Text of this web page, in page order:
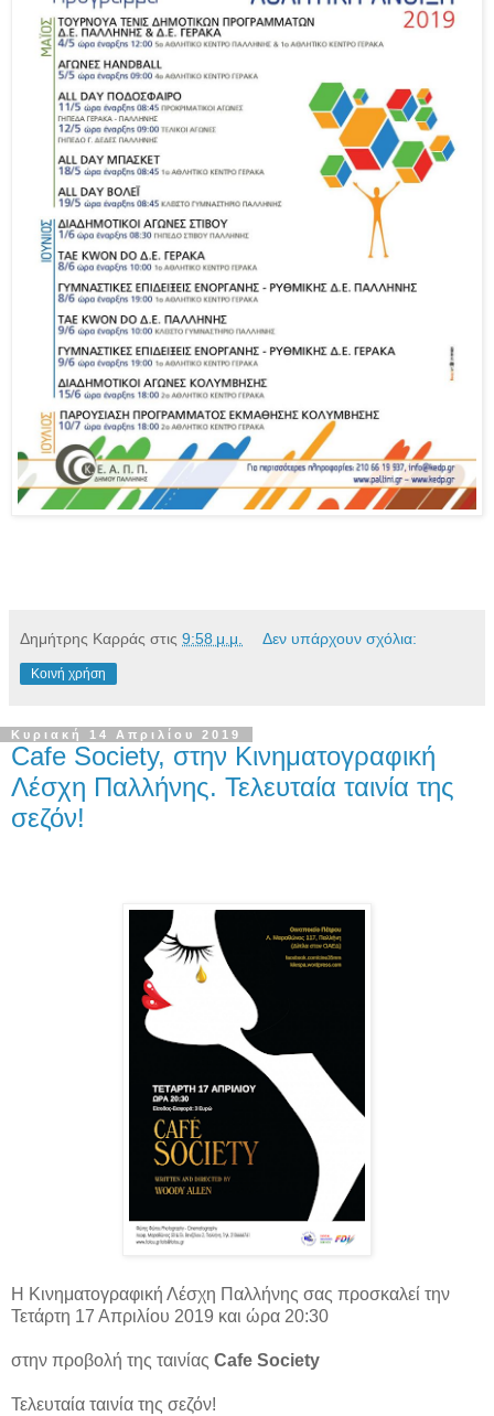
Δημήτρης Καρράς στις 9:58 μ.μ. Δεν υπάρχουν σχόλια:
Κοινή χρήση
Κυριακή 14 Απριλίου 2019
Cafe Society, στην Κινηματογραφική
Λέσχη Παλλήνης. Τελευταία ταινία της
σεζόν!
Η Κινηματογραφική Λέσχη Παλλήνης σας προσκαλεί την
Τετάρτη 17 Απριλίου 2019 και ώρα 20:30
στην προβολή της ταινίας Cafe Society
Τελευταία ταινία της σεζόν!